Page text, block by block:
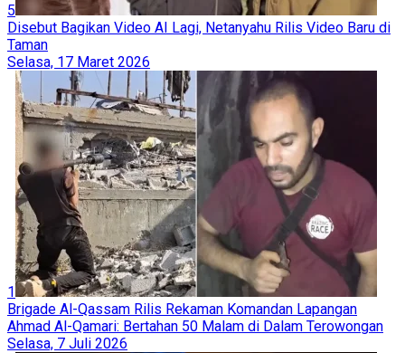
5
Disebut Bagikan Video AI Lagi, Netanyahu Rilis Video Baru di
Taman
Selasa, 17 Maret 2026
1
Brigade Al-Qassam Rilis Rekaman Komandan Lapangan
Ahmad Al-Qamari: Bertahan 50 Malam di Dalam Terowongan
Selasa, 7 Juli 2026